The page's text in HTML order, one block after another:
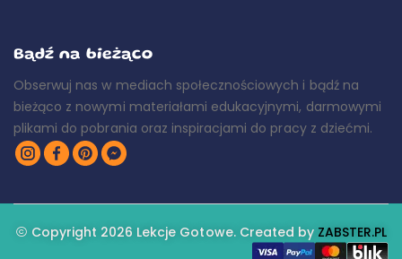
Bądź na bieżąco
Obserwuj nas w mediach społecznościowych i bądź na
bieżąco z nowymi materiałami edukacyjnymi, darmowymi
plikami do pobrania oraz inspiracjami do pracy z dziećmi.
Copyright 2026 Lekcje Gotowe. Created by ZABSTER.PL